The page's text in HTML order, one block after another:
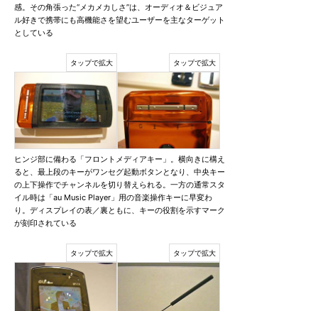
感。その角張った“メカメカしさ”は、オーディオ＆ビジュア
ル好きで携帯にも高機能さを望むユーザーを主なターゲット
としている
ヒンジ部に備わる「フロントメディアキー」。横向きに構え
ると、最上段のキーがワンセグ起動ボタンとなり、中央キー
の上下操作でチャンネルを切り替えられる。一方の通常スタ
イル時は「au Music Player」用の音楽操作キーに早変わ
り。ディスプレイの表／裏ともに、キーの役割を示すマーク
が刻印されている